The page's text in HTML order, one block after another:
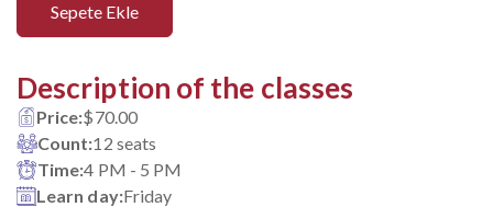
Sepete Ekle
Description of the classes
Price:$70.00
Count:12 seats
Time:4 PM - 5 PM
Learn day:Friday